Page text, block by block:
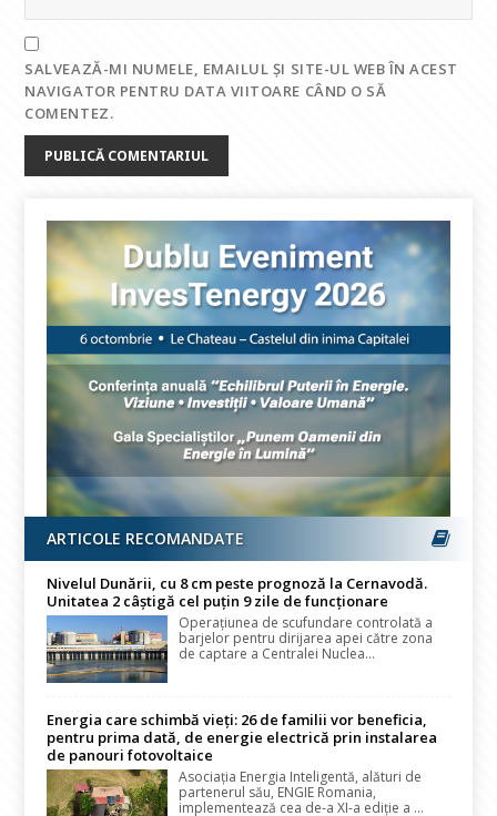
SALVEAZĂ-MI NUMELE, EMAILUL ȘI SITE-UL WEB ÎN ACEST
NAVIGATOR PENTRU DATA VIITOARE CÂND O SĂ
COMENTEZ.
ARTICOLE RECOMANDATE
Nivelul Dunării, cu 8 cm peste prognoză la Cernavodă.
Unitatea 2 câștigă cel puțin 9 zile de funcționare
Operațiunea de scufundare controlată a
barjelor pentru dirijarea apei către zona
de captare a Centralei Nuclea...
Energia care schimbă vieți: 26 de familii vor beneficia,
pentru prima dată, de energie electrică prin instalarea
de panouri fotovoltaice
Asociația Energia Inteligentă, alături de
partenerul său, ENGIE Romania,
implementează cea de-a XI-a ediție a ...